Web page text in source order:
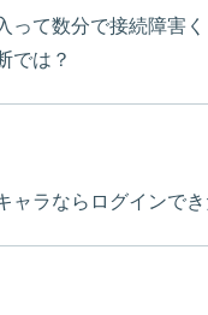
って数分で接続障害
では？
ャラならログインで